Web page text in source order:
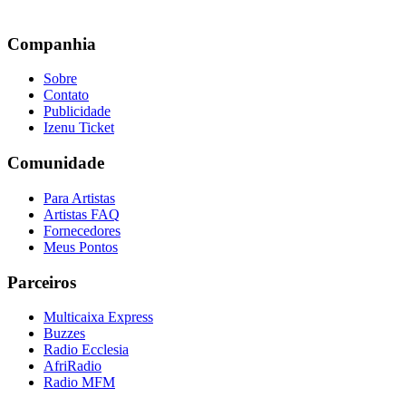
Companhia
Sobre
Contato
Publicidade
Izenu Ticket
Comunidade
Para Artistas
Artistas FAQ
Fornecedores
Meus Pontos
Parceiros
Multicaixa Express
Buzzes
Radio Ecclesia
AfriRadio
Radio MFM